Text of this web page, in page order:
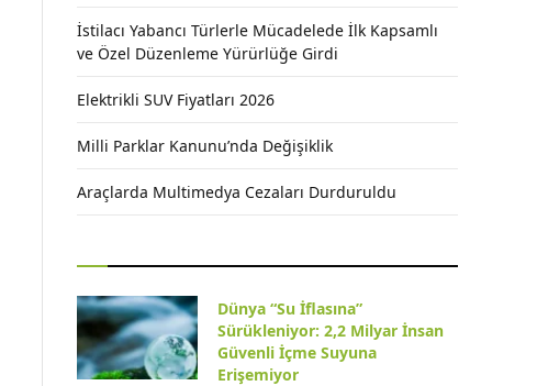
İstilacı Yabancı Türlerle Mücadelede İlk Kapsamlı
ve Özel Düzenleme Yürürlüğe Girdi
Elektrikli SUV Fiyatları 2026
Milli Parklar Kanunu’nda Değişiklik
Araçlarda Multimedya Cezaları Durduruldu
Dünya “Su İflasına”
Sürükleniyor: 2,2 Milyar İnsan
Güvenli İçme Suyuna
Erişemiyor